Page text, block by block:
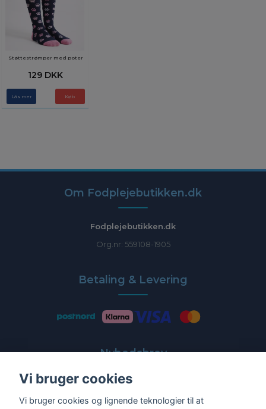
Støttestrømper med poter
129 DKK
Läs mer Køb
Om Fodplejebutikken.dk
Fodplejebutikken.dk
Org.nr: 559108-1905
Betaling & Levering
Nyhedsbrev
Få de nyeste tilbud og nyheder direkte i din indbakke
Vi bruger cookies
Vi bruger cookies og lignende teknologier til at